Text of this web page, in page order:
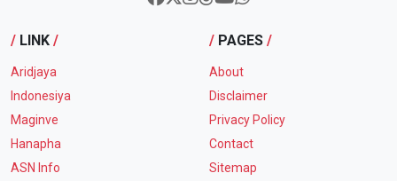
/ LINK /
Aridjaya
Indonesiya
Maginve
Hanapha
ASN Info
/ PAGES /
About
Disclaimer
Privacy Policy
Contact
Sitemap